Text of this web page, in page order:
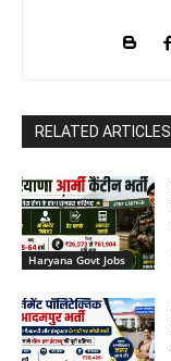
RELATED ARTICLES
Haryana Govt Jobs